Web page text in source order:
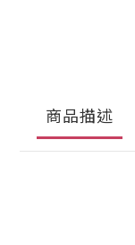
商品描述